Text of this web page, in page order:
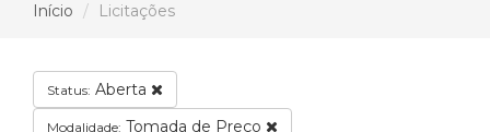
Início Licitações
Status: Aberta
Modalidade: Tomada de Preço